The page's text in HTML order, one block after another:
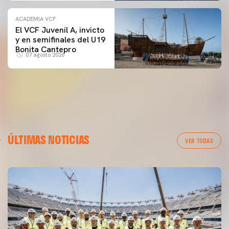
ACADEMIA VCF
El VCF Juvenil A, invicto
y en semifinales del U19
Bonita Cantepro
07 agosto 2026
ÚLTIMAS NOTICIAS VER TODAS